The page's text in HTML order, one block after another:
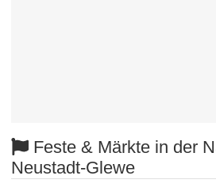
Feste & Märkte in der
Neustadt-Glewe